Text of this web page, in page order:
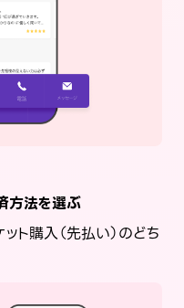
方法を選ぶ
ト購入（先払い）のどち